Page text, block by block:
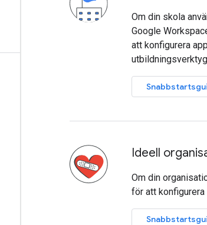
Om din skola
Google
att konfigurera
Ideell
Om din
för att